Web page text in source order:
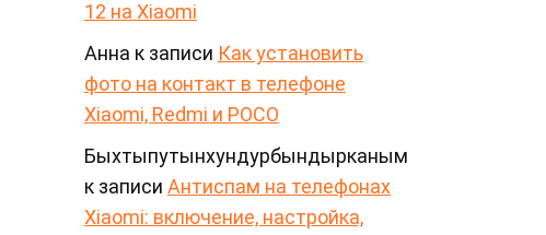
12 на Xiaomi
Анна к записи Как установить
фото на контакт в телефоне
Xiaomi, Redmi и POCO
Быхтыпутынхундурбындырканым
к записи Антиспам на телефонах
Xiaomi: включение, настройка,